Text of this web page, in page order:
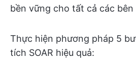
bền vững cho tất cả các bên
Thực hiện phương pháp 5
tích SOAR hiệu quả: